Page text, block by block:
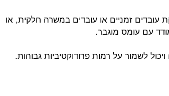
עובדים זמניים או עובדים במשרה חלקית, או
עם עומס מוגבר.
לשמור על רמות פרודוקטיביות גבוהות.